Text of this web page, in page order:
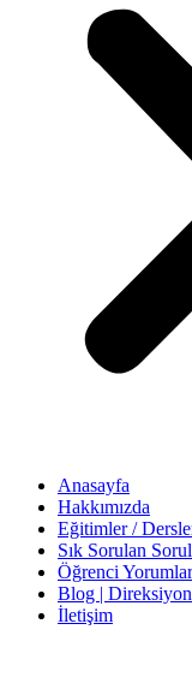
Anasayfa
Hakkımızda
Eğitimler /
Sık Sorulan
Öğrenci
Blog |
İletişim